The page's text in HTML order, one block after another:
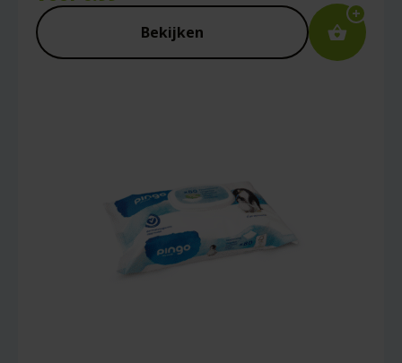
Bekijken